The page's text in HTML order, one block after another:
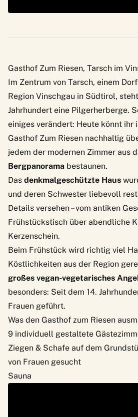
Gasthof Zum Riesen, Tarsch im
Im Zentrum von Tarsch, einem
Region Vinschgau in Südtirol,
Jahrhundert eine Pilgerherberge.
einiges verändert: Heute könnt ihr
Gasthof Zum Riesen nachhaltig
jedem der modernen Zimmer aus
Bergpanorama bestaunen.
Das denkmalgeschützte Haus
und deren Schwester liebevoll
Details versehen – vom antiken
Frühstückstisch über abendliche
Kerzenschein.
Beim Frühstück wird richtig viel
Köstlichkeiten aus der Region
großes vegan-vegetarisches
besonders: Seit dem 14.
Frauen geführt.
Was den Gasthof zum Riesen
9 individuell gestaltete
Ziegen & Schafe auf dem
von Frauen gesucht
Sauna